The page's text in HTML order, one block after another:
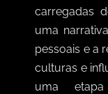
carregadas
uma
pessoais e a
culturas e
uma